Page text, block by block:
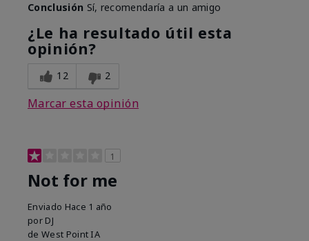
Conclusión Sí, recomendaría a un amigo
¿Le ha resultado útil esta
opinión?
12 2
Marcar esta opinión
1
Not for me
Enviado Hace 1 año
por DJ
de West Point IA